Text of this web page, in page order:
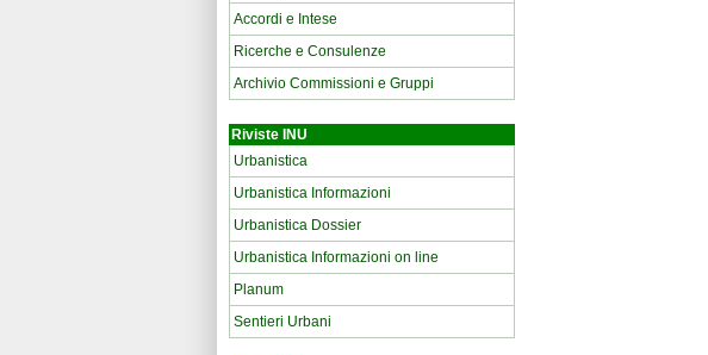
Accordi e Intese
Ricerche e Consulenze
Archivio Commissioni e Gruppi
Riviste INU
Urbanistica
Urbanistica Informazioni
Urbanistica Dossier
Urbanistica Informazioni on line
Planum
Sentieri Urbani